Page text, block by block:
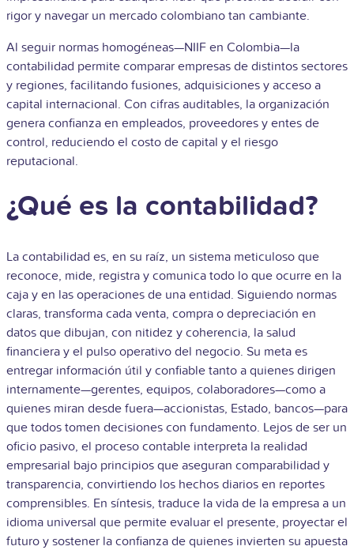
rigor y navegar un mercado colombiano tan cambiante.
Al seguir normas homogéneas—NIIF en Colombia—la
contabilidad permite comparar empresas de distintos sectores
y regiones, facilitando fusiones, adquisiciones y acceso a
capital internacional. Con cifras auditables, la organización
genera confianza en empleados, proveedores y entes de
control, reduciendo el costo de capital y el riesgo
reputacional.
¿Qué es la contabilidad?
La contabilidad es, en su raíz, un sistema meticuloso que
reconoce, mide, registra y comunica todo lo que ocurre en la
caja y en las operaciones de una entidad. Siguiendo normas
claras, transforma cada venta, compra o depreciación en
datos que dibujan, con nitidez y coherencia, la salud
financiera y el pulso operativo del negocio. Su meta es
entregar información útil y confiable tanto a quienes dirigen
internamente—gerentes, equipos, colaboradores—como a
quienes miran desde fuera—accionistas, Estado, bancos—para
que todos tomen decisiones con fundamento. Lejos de ser un
oficio pasivo, el proceso contable interpreta la realidad
empresarial bajo principios que aseguran comparabilidad y
transparencia, convirtiendo los hechos diarios en reportes
comprensibles. En síntesis, traduce la vida de la empresa a un
idioma universal que permite evaluar el presente, proyectar el
futuro y sostener la confianza de quienes invierten su apuesta